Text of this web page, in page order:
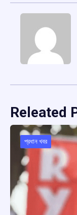
Releated
প্রধান খবর